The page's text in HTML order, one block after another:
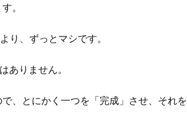
。
り、ずっとマシです。
ありません。
、とにかく一つを「完成」させ、それを